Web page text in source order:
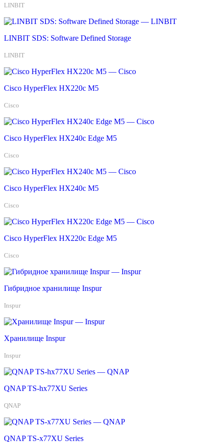
LINBIT
LINBIT SDS: Software Defined Storage
LINBIT
Cisco HyperFlex HX220c M5
Cisco
Cisco HyperFlex HX240c Edge M5
Cisco
Cisco HyperFlex HX240c М5
Cisco
Cisco HyperFlex HX220c Edge M5
Cisco
Гибридное хранилище Inspur
Inspur
Хранилище Inspur
Inspur
QNAP TS-hx77XU Series
QNAP
QNAP TS-x77XU Series